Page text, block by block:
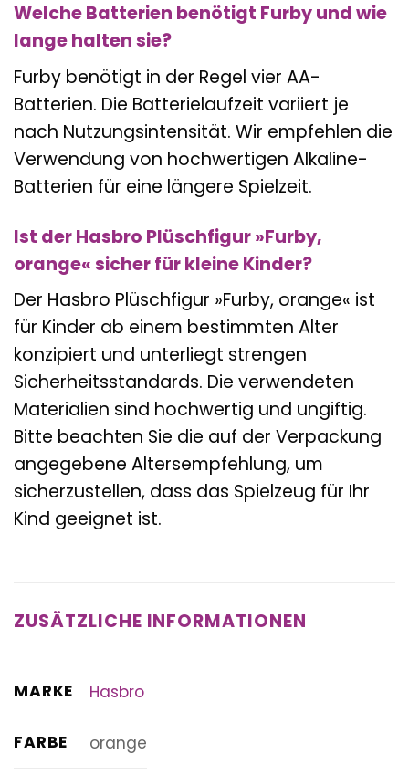
Welche Batterien benötigt Furby und wie
lange halten sie?
Furby benötigt in der Regel vier AA-
Batterien. Die Batterielaufzeit variiert je
nach Nutzungsintensität. Wir empfehlen die
Verwendung von hochwertigen Alkaline-
Batterien für eine längere Spielzeit.
Ist der Hasbro Plüschfigur »Furby,
orange« sicher für kleine Kinder?
Der Hasbro Plüschfigur »Furby, orange« ist
für Kinder ab einem bestimmten Alter
konzipiert und unterliegt strengen
Sicherheitsstandards. Die verwendeten
Materialien sind hochwertig und ungiftig.
Bitte beachten Sie die auf der Verpackung
angegebene Altersempfehlung, um
sicherzustellen, dass das Spielzeug für Ihr
Kind geeignet ist.
ZUSÄTZLICHE INFORMATIONEN
MARKE Hasbro
FARBE orange